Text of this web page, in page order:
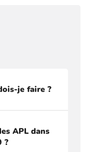
je faire ?
APL dans
?